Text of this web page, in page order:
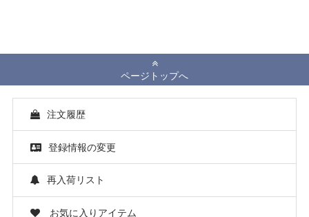
ページトップへ
注文履歴
登録情報の変更
再入荷リスト
お気に入りアイテム